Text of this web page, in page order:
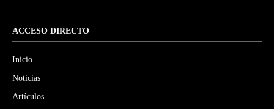
ACCESO DIRECTO
Inicio
Noticias
Artículos